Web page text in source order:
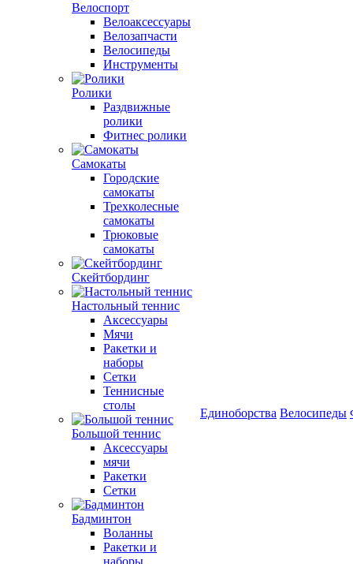
Велоспорт
Велоаксессуары
Велозапчасти
Велосипеды
Инструменты
Ролики
Раздвижные
ролики
Фитнес ролики
Самокаты
Городские
самокаты
Трехколесные
самокаты
Трюковые
самокаты
Скейтбординг
Настольный теннис
Аксессуары
Мячи
Ракетки и
наборы
Сетки
Теннисные
столы
Большой теннис
Аксессуары
мячи
Ракетки
Сетки
Бадминтон
Воланны
Ракетки и
наборы
Единоборства Велосипеды